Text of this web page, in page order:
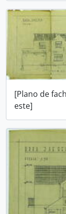
[Plano de
este]